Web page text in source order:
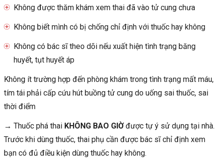
Không được thăm khám xem thai đã vào tử cung chưa
Không biết mình có bị chống chỉ định với thuốc hay không
Không có bác sĩ theo dõi nếu xuất hiện tình trạng băng
huyết, tụt huyết áp
Không ít trường hợp đến phòng khám trong tình trạng mất máu,
tím tái phải cấp cứu hút buồng tử cung do uống sai thuốc, sai
thời điểm
→ Thuốc phá thai KHÔNG BAO GIỜđược tự ý sử dụng tại nhà.
Trước khi dùng thuốc, thai phụ cần được bác sĩ chỉ định xem
bạn có đủ điều kiện dùng thuốc hay không.